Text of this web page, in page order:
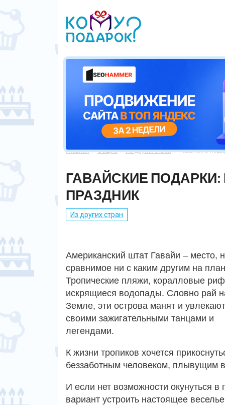
Главная  Общие  Из других стран  Гавайские
ГАВАЙСКИЕ
ПРАЗДНИК
Из других стран
Американский штат Гавайи – место,
сравнимое ни с каким другим на
Тропические пляжи, коралловые
искрящиеся водопады. Словно рай
Земле, эти острова манят и увлекают
своими зажигательными танцами и
легендами.
К жизни тропиков хочется
беззаботным человеком, плывущим
И если нет возможности окунуться в
вариант устроить настоящее